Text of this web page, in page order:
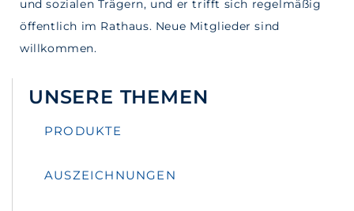
und sozialen Trägern, und er trifft sich regelmäßig
öffentlich im Rathaus. Neue Mitglieder sind
willkommen.
UNSERE THEMEN
PRODUKTE
AUSZEICHNUNGEN